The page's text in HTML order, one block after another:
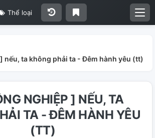
Thể loại
nếu, ta không phải ta - Đêm hành yêu (tt)
NGHIỆP ] NẾU, TA
TA - ĐÊM HÀNH YÊU
(TT)